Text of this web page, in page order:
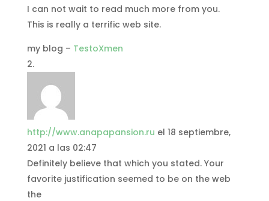
I can not wait to read much more from you.
This is really a terrific web site.
my blog – TestoXmen
http://www.anapapansion.ru el 18 septiembre,
2021 a las 02:47
Definitely believe that which you stated. Your
favorite justification seemed to be on the web
the